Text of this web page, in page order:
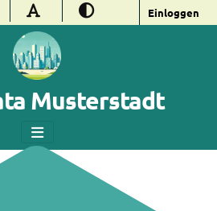
Einloggen
Musterstadt
Sektor